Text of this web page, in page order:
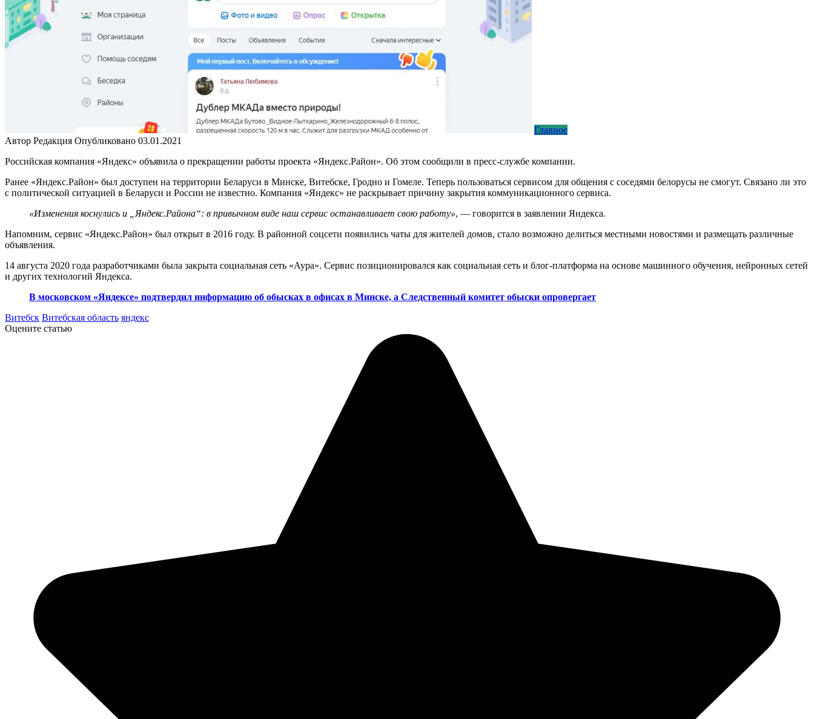
Главное
Автор Редакция Опубликовано 03.01.2021
Российская компания «Яндекс» объявила о прекращении работы проекта «Яндекс.Район». Об этом сообщили в пресс-службе компании.
Ранее «Яндекс.Район» был доступен на территории Беларуси в Минске, Витебске, Гродно и Гомеле. Теперь пользоваться сервисом для общения с соседями белорусы не смогут. Связано ли это
с политической ситуацией в Беларуси и России не известно. Компания «Яндекс» не раскрывает причину закрытия коммуникационного сервиса.
«Изменения коснулись и „Яндекс.Района“: в привычном виде наш сервис останавливает свою работу», — говорится в заявлении Яндекса.
Напомним, сервис «Яндекс.Район» был открыт в 2016 году. В районной соцсети появились чаты для жителей домов, стало возможно делиться местными новостями и размещать различные
объявления.
14 августа 2020 года разработчиками была закрыта социальная сеть «Аура». Сервис позиционировался как социальная сеть и блог-платформа на основе машинного обучения, нейронных сетей
и других технологий Яндекса.
В московском «Яндексе» подтвердил информацию об обысках в офисах в Минске, а Следственный комитет обыски опровергает
Витебск Витебская область яндекс
Оцените статью